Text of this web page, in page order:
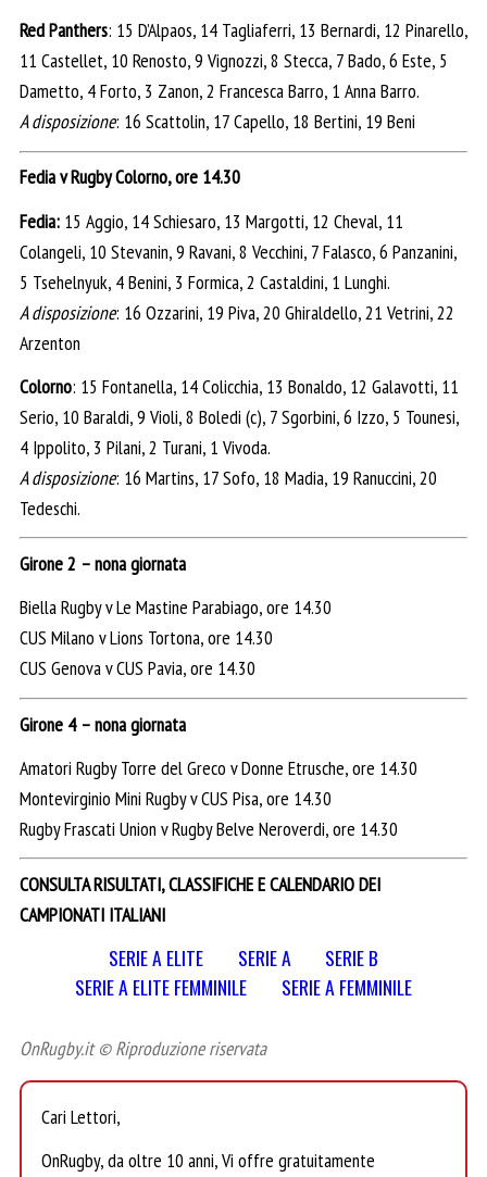
Red Panthers: 15 D’Alpaos, 14 Tagliaferri, 13 Bernardi, 12 Pinarello,
11 Castellet, 10 Renosto, 9 Vignozzi, 8 Stecca, 7 Bado, 6 Este, 5
Dametto, 4 Forto, 3 Zanon, 2 Francesca Barro, 1 Anna Barro.
A disposizione: 16 Scattolin, 17 Capello, 18 Bertini, 19 Beni
Fedia v Rugby Colorno, ore 14.30
Fedia: 15 Aggio, 14 Schiesaro, 13 Margotti, 12 Cheval, 11
Colangeli, 10 Stevanin, 9 Ravani, 8 Vecchini, 7 Falasco, 6 Panzanini,
5 Tsehelnyuk, 4 Benini, 3 Formica, 2 Castaldini, 1 Lunghi.
A disposizione: 16 Ozzarini, 19 Piva, 20 Ghiraldello, 21 Vetrini, 22
Arzenton
Colorno: 15 Fontanella, 14 Colicchia, 13 Bonaldo, 12 Galavotti, 11
Serio, 10 Baraldi, 9 Violi, 8 Boledi (c), 7 Sgorbini, 6 Izzo, 5 Tounesi,
4 Ippolito, 3 Pilani, 2 Turani, 1 Vivoda.
A disposizione: 16 Martins, 17 Sofo, 18 Madia, 19 Ranuccini, 20
Tedeschi.
Girone 2 – nona giornata
Biella Rugby v Le Mastine Parabiago, ore 14.30
CUS Milano v Lions Tortona, ore 14.30
CUS Genova v CUS Pavia, ore 14.30
Girone 4 – nona giornata
Amatori Rugby Torre del Greco v Donne Etrusche, ore 14.30
Montevirginio Mini Rugby v CUS Pisa, ore 14.30
Rugby Frascati Union v Rugby Belve Neroverdi, ore 14.30
CONSULTA RISULTATI, CLASSIFICHE E CALENDARIO DEI
CAMPIONATI ITALIANI
SERIE A ELITE SERIE A
SERIE B
SERIE A ELITE FEMMINILE
SERIE A FEMMINILE
OnRugby.it © Riproduzione riservata
Cari Lettori,
OnRugby, da oltre 10 anni, Vi offre gratuitamente